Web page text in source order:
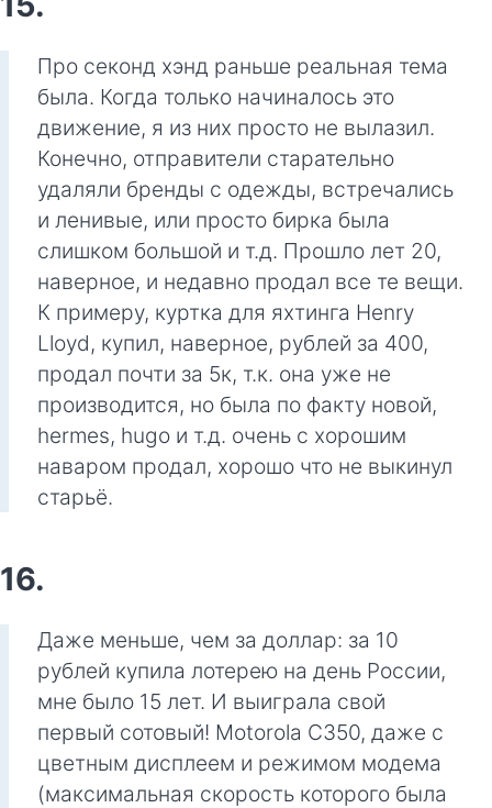
Про секонд хэнд раньше реальная тема
была. Когда только начиналось это
движение, я из них просто не вылазил.
Конечно, отправители старательно
удаляли бренды с одежды, встречались
и ленивые, или просто бирка была
слишком большой и т.д. Прошло лет 20,
наверное, и недавно продал все те вещи.
К примеру, куртка для яхтинга Henry
Lloyd, купил, наверное, рублей за 400,
продал почти за 5к, т.к. она уже не
производится, но была по факту новой,
hermes, hugo и т.д. очень с хорошим
наваром продал, хорошо что не выкинул
старьё.
16.
Даже меньше, чем за доллар: за 10
рублей купила лотерею на день России,
мне было 15 лет. И выиграла свой
первый сотовый! Motorola C350, даже с
цветным дисплеем и режимом модема
(максимальная скорость которого была